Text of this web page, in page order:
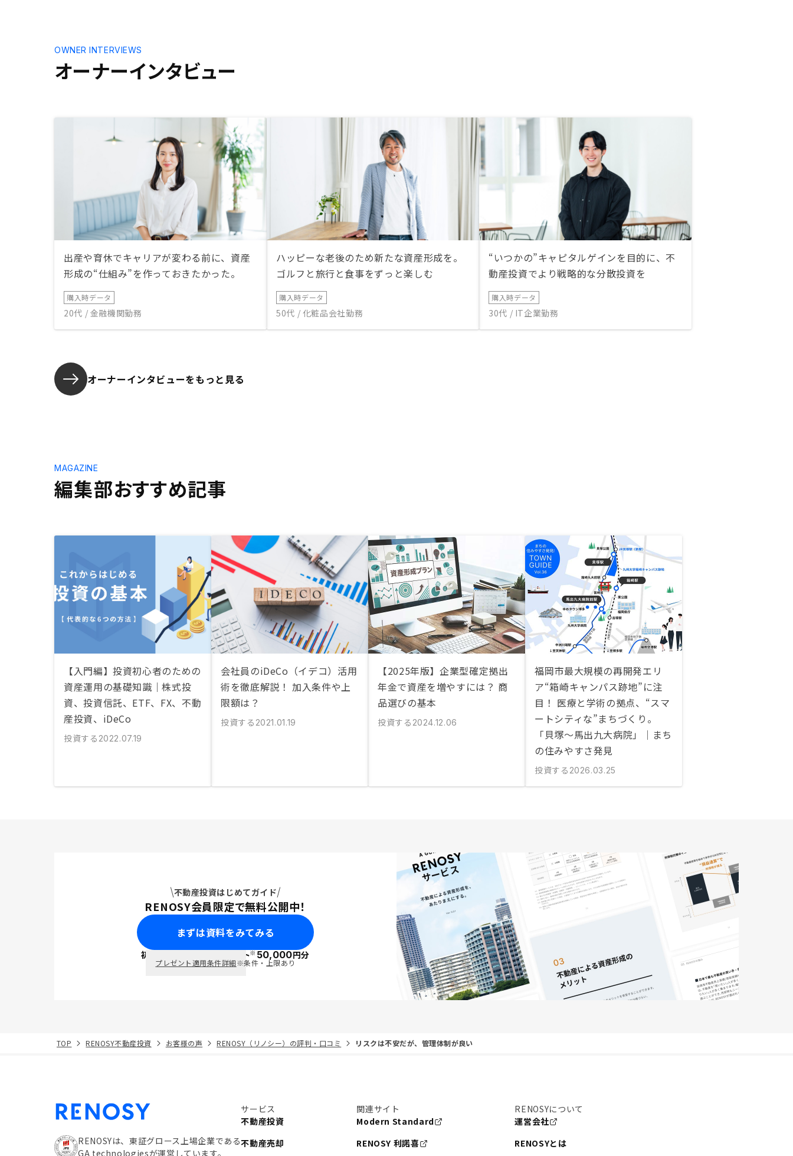
オーナーインタビュー
OWNER INTERVIEWS
出産や育休でキャリアが変わる前に、資産
形成の“仕組み”を作っておきたかった。
購入時データ
20代 / 金融機関勤務
ハッピーな老後のため新たな資産形成を。
ゴルフと旅行と食事をずっと楽しむ
購入時データ
50代 / 化粧品会社勤務
“いつかの”キャピタルゲインを目的に、不
動産投資でより戦略的な分散投資を
購入時データ
30代 / IT企業勤務
オーナーインタビューをもっと見る
編集部おすすめ記事
MAGAZINE
【入門編】投資初心者のための
資産運用の基礎知識｜株式投
資、投資信託、ETF、FX、不動
産投資、iDeCo
投資する 2022.07.19
会社員のiDeCo（イデコ）活用
術を徹底解説！ 加入条件や上
限額は？
投資する 2021.01.19
【2025年版】企業型確定拠出
年金で資産を増やすには？ 商
品選びの基本
投資する 2024.12.06
福岡市最大規模の再開発エリ
ア“箱崎キャンパス跡地”に注
目！ 医療と学術の拠点、“スマ
ートシティな”まちづくり。
「貝塚〜馬出九大病院」｜まち
の住みやすさ発見
投資する 2026.03.25
不動産投資はじめてガイド
RENOSY会員限定で無料公開中！
まずは資料をみてみる
初回面談で ポイント※50,000円分
プレゼント適用条件詳細※条件・上限あり
TOP RENOSY不動産投資 お客様の声 RENOSY（リノシー）の評判・口コミ リスクは不安だが、管理体制が良い
RENOSYは、東証グロース上場企業である
GA technologiesが運営しています。
サービス
不動産投資
不動産売却
関連サイト
Modern Standard
RENOSY 利諾喜
RENOSYについて
運営会社
RENOSYとは